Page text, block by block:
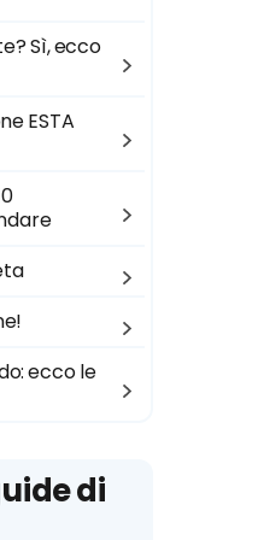
Sì, ecco
ESTA
ecco le
di